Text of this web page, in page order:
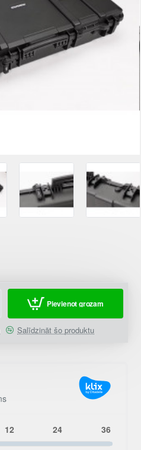
Pievienot grozam
Salīdzināt šo produktu